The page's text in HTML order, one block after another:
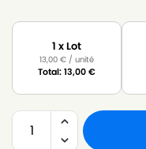
1 x Lot
13,00€ / unité
Total:13,00€